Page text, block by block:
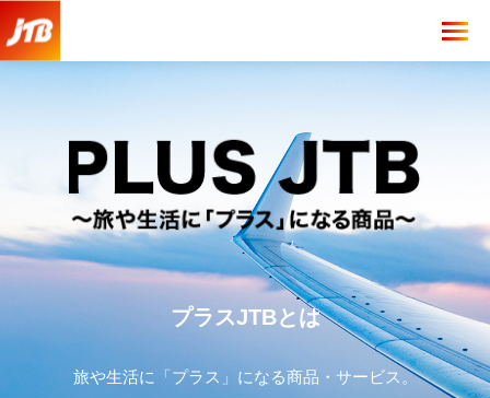
プラスJTBとは
旅や生活に「プラス」になる商品・サービス。